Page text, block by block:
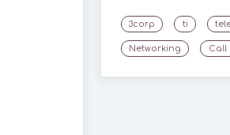
3corp ti
Networking Call